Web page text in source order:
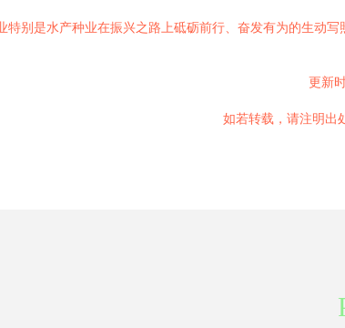
特别是水产种业在振兴之路上砥砺前行、奋发有为的生动写
更新
如若转载，请注明出